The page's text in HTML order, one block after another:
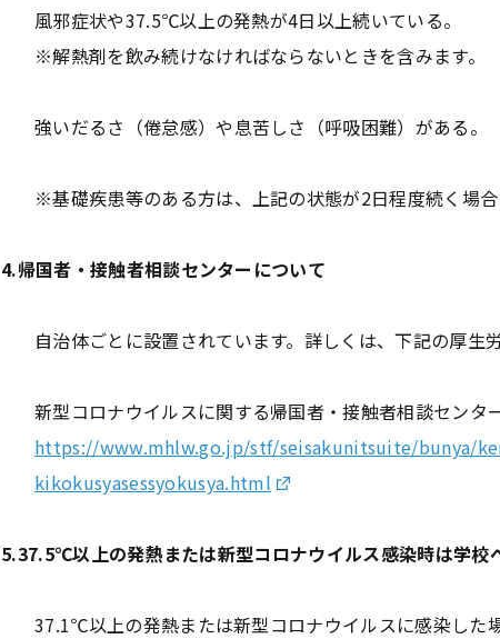
風邪症状や37.5℃以上の発熱が4日以上続いている。
※解熱剤を飲み続けなければならないときを含みます。
強いだるさ（倦怠感）や息苦しさ（呼吸困難）がある。
※基礎疾患等のある方は、上記の状態が2日程度続く場合
4.帰国者・接触者相談センターについて
自治体ごとに設置されています。詳しくは、下記の厚生
新型コロナウイルスに関する帰国者・接触者相談センタ
https://www.mhlw.go.jp/stf/seisakunitsuite/bunya/
kikokusyasessyokusya.html
5.37.5℃以上の発熱または新型コロナウイルス感染時は学校
37.1℃以上の発熱または新型コロナウイルスに感染した